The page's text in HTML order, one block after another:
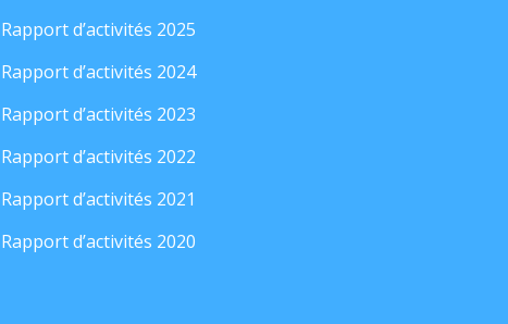
Rapport d’activités 2025
Rapport d’activités 2024
Rapport d’activités 2023
Rapport d’activités 2022
Rapport d’activités 2021
Rapport d’activités 2020